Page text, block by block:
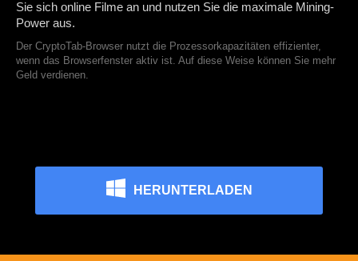
Sie sich online Filme an und nutzen Sie die maximale Mining-
Power aus.
Der CryptoTab-Browser nutzt die Prozessorkapazitäten effizienter,
wenn das Browserfenster aktiv ist. Auf diese Weise können Sie mehr
Geld verdienen.
HERUNTERLADEN